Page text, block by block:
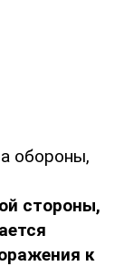
обороны,
стороны,
к